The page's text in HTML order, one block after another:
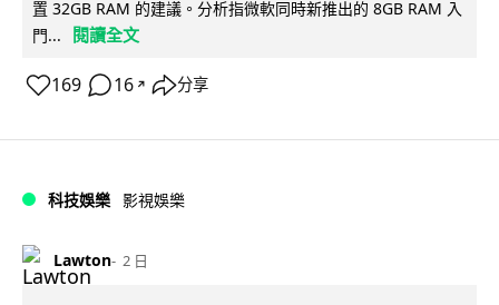
置 32GB RAM 的建議。分析指微軟同時新推出的 8GB RAM 入
門...
閱讀全文
169 16 ↗ 分享
科技娛樂 影視娛樂
Lawton 2 日